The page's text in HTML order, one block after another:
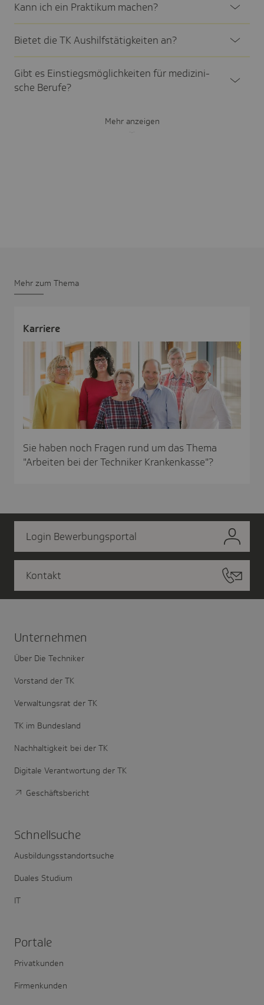
Kann ich ein Prak­tikum machen?
Bietet die TK Aushilfs­tä­tig­keiten an?
Gibt es Einstiegs­mög­lich­keiten für medi­zi­ni­
sche Berufe?
Mehr anzeigen
Mehr zum Thema
Karriere
Sie haben noch Fragen rund um das Thema
"Arbeiten bei der Techniker Krankenkasse"?
Login Bewerbungsportal
Kontakt
Unter­nehmen
Über Die Techniker
Vorstand der TK
Verwaltungsrat der TK
TK im Bundesland
Nachhaltigkeit bei der TK
Digitale Verantwortung der TK
Geschäftsbericht
Schnell­suche
Ausbildungsstandortsuche
Duales Studium
IT
Portale
Privatkunden
Firmenkunden